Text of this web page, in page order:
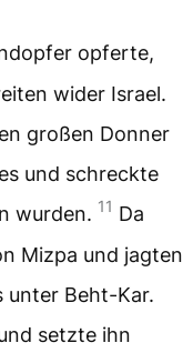
opferte,
wider Israel.
großen Donner
und schreckte
wurden. 11 Da
Mizpa und jagten
unter Beht-Kar.
setzte ihn